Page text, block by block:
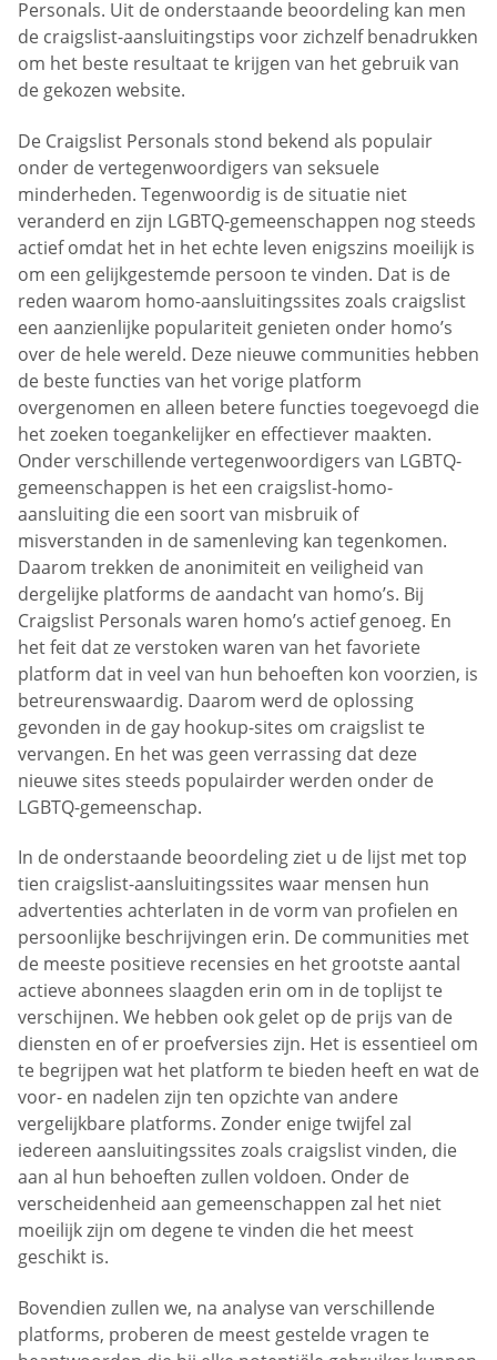
Personals. Uit de onderstaande beoordeling kan men
de craigslist-aansluitingstips voor zichzelf benadrukken
om het beste resultaat te krijgen van het gebruik van
de gekozen website.
De Craigslist Personals stond bekend als populair
onder de vertegenwoordigers van seksuele
minderheden. Tegenwoordig is de situatie niet
veranderd en zijn LGBTQ-gemeenschappen nog steeds
actief omdat het in het echte leven enigszins moeilijk is
om een gelijkgestemde persoon te vinden. Dat is de
reden waarom homo-aansluitingssites zoals craigslist
een aanzienlijke populariteit genieten onder homo’s
over de hele wereld. Deze nieuwe communities hebben
de beste functies van het vorige platform
overgenomen en alleen betere functies toegevoegd die
het zoeken toegankelijker en effectiever maakten.
Onder verschillende vertegenwoordigers van LGBTQ-
gemeenschappen is het een craigslist-homo-
aansluiting die een soort van misbruik of
misverstanden in de samenleving kan tegenkomen.
Daarom trekken de anonimiteit en veiligheid van
dergelijke platforms de aandacht van homo’s. Bij
Craigslist Personals waren homo’s actief genoeg. En
het feit dat ze verstoken waren van het favoriete
platform dat in veel van hun behoeften kon voorzien, is
betreurenswaardig. Daarom werd de oplossing
gevonden in de gay hookup-sites om craigslist te
vervangen. En het was geen verrassing dat deze
nieuwe sites steeds populairder werden onder de
LGBTQ-gemeenschap.
In de onderstaande beoordeling ziet u de lijst met top
tien craigslist-aansluitingssites waar mensen hun
advertenties achterlaten in de vorm van profielen en
persoonlijke beschrijvingen erin. De communities met
de meeste positieve recensies en het grootste aantal
actieve abonnees slaagden erin om in de toplijst te
verschijnen. We hebben ook gelet op de prijs van de
diensten en of er proefversies zijn. Het is essentieel om
te begrijpen wat het platform te bieden heeft en wat de
voor- en nadelen zijn ten opzichte van andere
vergelijkbare platforms. Zonder enige twijfel zal
iedereen aansluitingssites zoals craigslist vinden, die
aan al hun behoeften zullen voldoen. Onder de
verscheidenheid aan gemeenschappen zal het niet
moeilijk zijn om degene te vinden die het meest
geschikt is.
Bovendien zullen we, na analyse van verschillende
platforms, proberen de meest gestelde vragen te